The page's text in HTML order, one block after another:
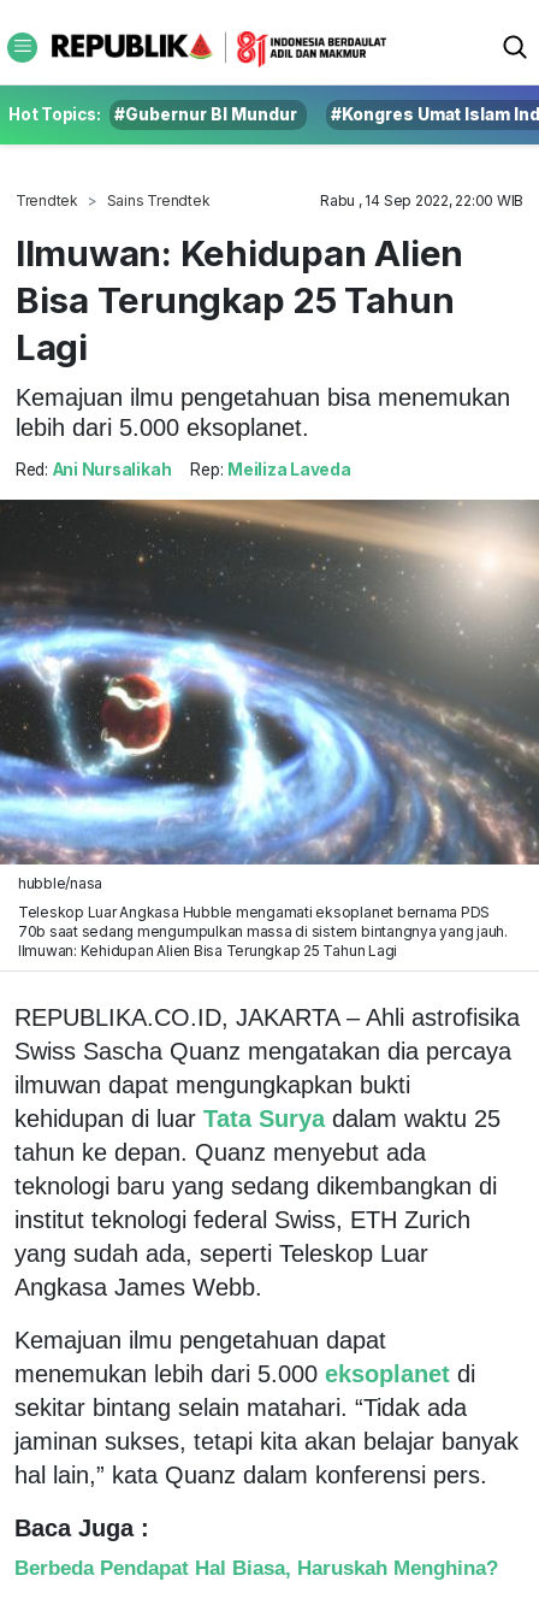
Hot Topics: #Gubernur BI Mundur #Kongres Umat Islam
Trendtek Sains Trendtek Rabu , 14 Sep 2022, 22:00 WIB
Ilmuwan: Kehidupan Alien
Bisa Terungkap 25 Tahun
Lagi
Kemajuan ilmu pengetahuan bisa menemukan
lebih dari 5.000 eksoplanet.
Red: Ani Nursalikah Rep: Meiliza Laveda
hubble/nasa
Teleskop Luar Angkasa Hubble mengamati eksoplanet bernama PDS
70b saat sedang mengumpulkan massa di sistem bintangnya yang jauh.
Ilmuwan: Kehidupan Alien Bisa Terungkap 25 Tahun Lagi
REPUBLIKA.CO.ID, JAKARTA – Ahli astrofisika
Swiss Sascha Quanz mengatakan dia percaya
ilmuwan dapat mengungkapkan bukti
kehidupan di luar Tata Surya dalam waktu 25
tahun ke depan. Quanz menyebut ada
teknologi baru yang sedang dikembangkan di
institut teknologi federal Swiss, ETH Zurich
yang sudah ada, seperti Teleskop Luar
Angkasa James Webb.
Kemajuan ilmu pengetahuan dapat
menemukan lebih dari 5.000 eksoplanet di
sekitar bintang selain matahari. “Tidak ada
jaminan sukses, tetapi kita akan belajar banyak
hal lain,” kata Quanz dalam konferensi pers.
Baca Juga :
Berbeda Pendapat Hal Biasa, Haruskah Menghina?